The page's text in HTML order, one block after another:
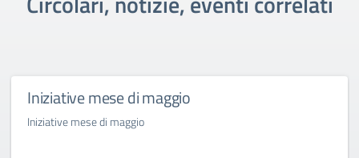
Iniziative mese di maggio
Iniziative mese di maggio